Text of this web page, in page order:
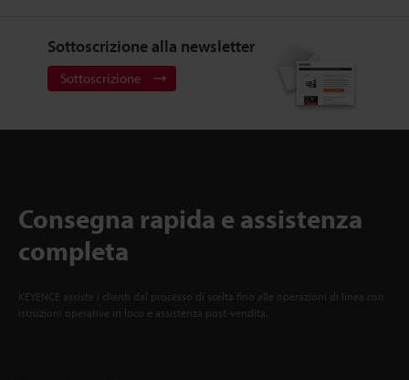
Sottoscrizione alla newsletter
Sottoscrizione
Consegna rapida e assistenza
completa
KEYENCE assiste i clienti dal processo di scelta fino alle operazioni di linea con
istruzioni operative in loco e assistenza post-vendita.